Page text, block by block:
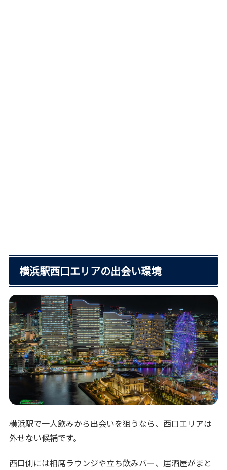
横浜駅西口エリアの出会い環境
横浜駅で一人飲みから出会いを狙うなら、西口エリアは
外せない候補です。
西口側には相席ラウンジや立ち飲みバー、居酒屋がまと